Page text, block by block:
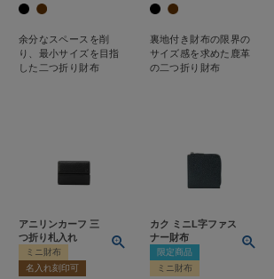
余分なスペースを削
り、最小サイズを目指
した二つ折り財布
裏地付き財布の限界の
サイズ感を求めた鹿革
の二つ折り財布
アニリンカーフ 三
つ折り札入れ
ミニ財布
名入れ刻印可
カク ミニL字ファス
ナー財布
限定商品
ミニ財布